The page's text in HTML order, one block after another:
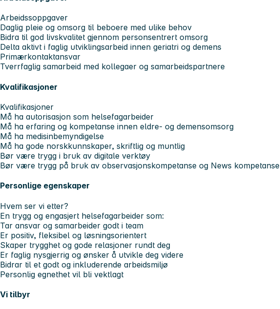
Arbeidssoppgaver
Daglig pleie og omsorg til beboere med ulike behov
Bidra til god livskvalitet gjennom personsentrert omsorg
Delta aktivt i faglig utviklingsarbeid innen geriatri og demens
Primærkontaktansvar
Tverrfaglig samarbeid med kollegaer og samarbeidspartnere
Kvalifikasjoner
Kvalifikasjoner
Må ha autorisasjon som helsefagarbeider
Må ha erfaring og kompetanse innen eldre- og demensomsorg
Må ha medisinbemyndigelse
Må ha gode norskkunnskaper, skriftlig og muntlig
Bør være trygg i bruk av digitale verktøy
Bør være trygg på bruk av observasjonskompetanse og News kompetanse
Personlige egenskaper
Hvem ser vi etter?
En trygg og engasjert helsefagarbeider som:
Tar ansvar og samarbeider godt i team
Er positiv, fleksibel og løsningsorientert
Skaper trygghet og gode relasjoner rundt deg
Er faglig nysgjerrig og ønsker å utvikle deg videre
Bidrar til et godt og inkluderende arbeidsmiljø
Personlig egnethet vil bli vektlagt
Vi tilbyr